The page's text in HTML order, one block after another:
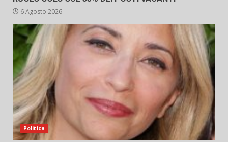
6 Agosto 2026
Politica